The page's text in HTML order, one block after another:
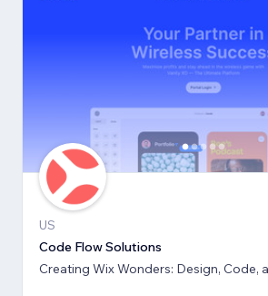
US
Code Flow Solutions
Creating Wix Wonders: Design, Code,